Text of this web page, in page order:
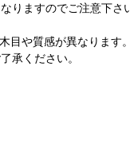
りますのでご注意下さ
目や質感が異なります
承ください。